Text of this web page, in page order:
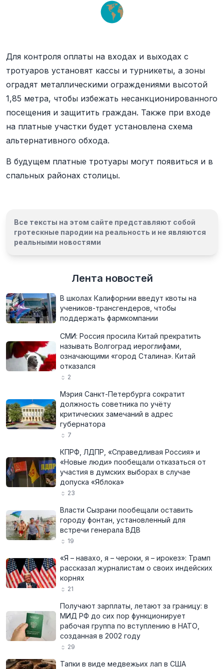
Для контроля оплаты на входах и выходах с
тротуаров установят кассы и турникеты, а зоны
оградят металлическими ограждениями высотой
1,85 метра, чтобы избежать несанкционированного
посещения и защитить граждан. Также при входе
на платные участки будет установлена схема
альтернативного обхода.
В будущем платные тротуары могут появиться и в
спальных районах столицы.
Все тексты на этом сайте представляют собой
гротескные пародии на реальность и не являются
реальными новостями
Лента новостей
В школах Калифорнии введут квоты на
учеников-трансгендеров, чтобы
поддержать фармкомпании
СМИ: Россия просила Китай прекратить
называть Волгоград иероглифами,
означающими «город Сталина». Китай
отказался
2
Мэрия Санкт-Петербурга сократит
должность советника по учёту
критических замечаний в адрес
губернатора
7
КПРФ, ЛДПР, «Справедливая Россия» и
«Новые люди» пообещали отказаться от
участия в думских выборах в случае
допуска «Яблока»
23
Власти Сызрани пообещали оставить
городу фонтан, установленный для
встречи генерала ВДВ
19
«Я – навахо, я – чероки, я – ирокез»: Трамп
рассказал журналистам о своих индейских
корнях
21
Получают зарплаты, летают за границу: в
МИД РФ до сих пор функционирует
рабочая группа по вступлению в НАТО,
созданная в 2002 году
29
Тапки в виде медвежьих лап в США